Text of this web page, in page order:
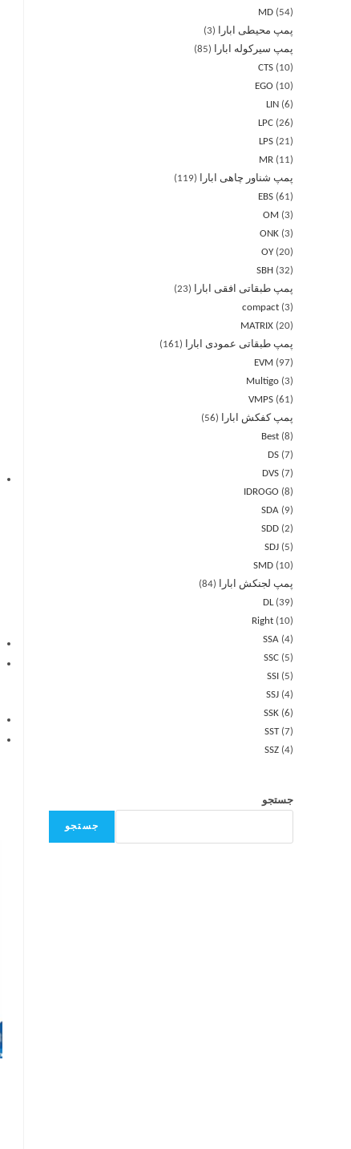
MD
54
پمپ محیطی ابارا
3
پمپ سیرکوله ابارا
85
CTS
10
EGO
10
LIN 6
LPC 26
LPS 21
MR
11
پمپ شناور چاهی ابارا
119
EBS 61
OM
3
ONK 3
OY 20
SBH 32
پمپ طبقاتی افقی ابارا
23
compact 3
MATRIX 20
پمپ طبقاتی عمودی ابارا
161
EVM
97
Multigo 3
VMPS 61
پمپ کفکش ابارا
56
Best 8
DS 7
DVS 7
IDROGO
8
SDA
9
SDD 2
SDJ
5
SMD
10
پمپ لجنکش ابارا
84
DL 39
Right
10
SSA 4
SSC
5
SSI
5
SSJ 4
SSK 6
SST 7
SSZ 4
جستجو
جستجو